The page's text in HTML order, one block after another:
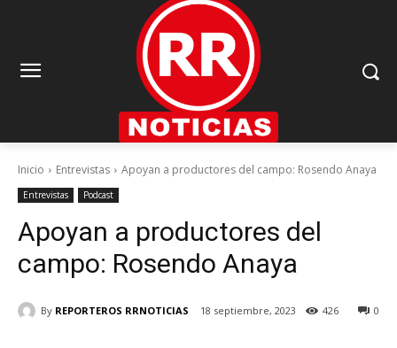
Inicio Entrevistas Apoyan a productores del campo: Rosendo Anaya
Entrevistas Podcast
Apoyan a productores del
campo: Rosendo Anaya
By REPORTEROS RRNOTICIAS 18 septiembre, 2023 0
426